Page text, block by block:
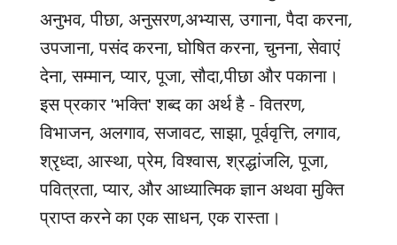
अनुभव,पीछा,अनुसरण,अभ्यास,उगाना, पैदा करना,
उपजाना,पसंद करना,घोषित करना,चुनना,सेवाएं
देना, सम्मान,प्यार,पूजा,सौदा,पीछा और पकाना।
इस प्रकार'भक्ति'शब्द का अर्थ है - वितरण,
विभाजन,अलगाव,सजावट,साझा, पूर्ववृत्ति,लगाव,
श्रृध्दा,आस्था,प्रेम,विश्वास,श्रद्धांजलि,पूजा,
पवित्रता,प्यार, और आध्यात्मिक ज्ञान अथवा मुक्ति
प्राप्त करने का एक साधन, एक रास्ता।